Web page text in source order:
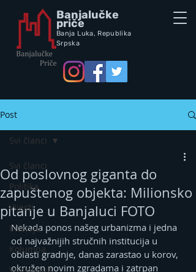
Banjalučke
priče
Banja Luka, Republika
Srpska
Post
Svi članci
Politika
Vijesti
Intervju
Kolumna
Svi članci
Od poslovnog giganta do
zapuštenog objekta: Milionsko
pitanje u Banjaluci FOTO
Nekada ponos našeg urbanizma i jedna
od najvažnijih stručnih institucija u
oblasti gradnje, danas zarastao u korov,
okružen novim zgradama i zatrpan